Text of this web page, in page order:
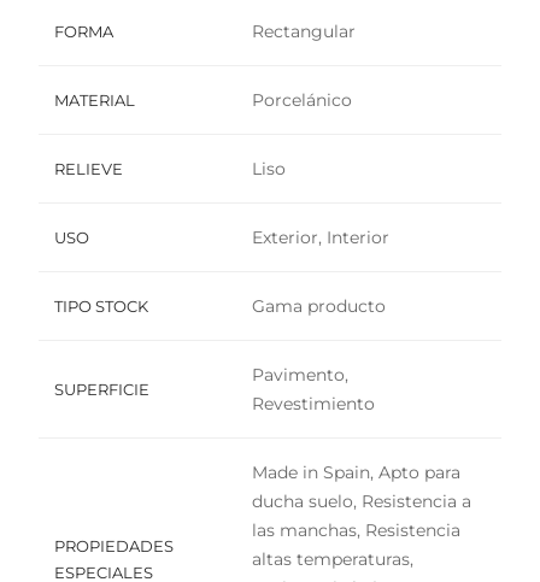
FORMA Rectangular
MATERIAL Porcelánico
RELIEVE Liso
USO Exterior, Interior
TIPO STOCK Gama producto
SUPERFICIE
Pavimento,
Revestimiento
PROPIEDADES
ESPECIALES
Made in Spain, Apto para
ducha suelo, Resistencia a
las manchas, Resistencia
altas temperaturas,